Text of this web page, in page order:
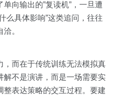
向输出的”复读机”，一旦遭
么具体影响”这类追问，往往
。
，而在于传统训练无法模拟真
解不是演讲，而是一场需要实
整表达策略的交互过程。要建